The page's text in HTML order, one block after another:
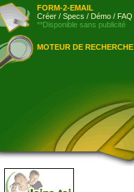
FORM-2-EMAIL
Créer / Specs / Démo / FAQ
**Disponible sans publicité
MOTEUR DE RECHERCHE